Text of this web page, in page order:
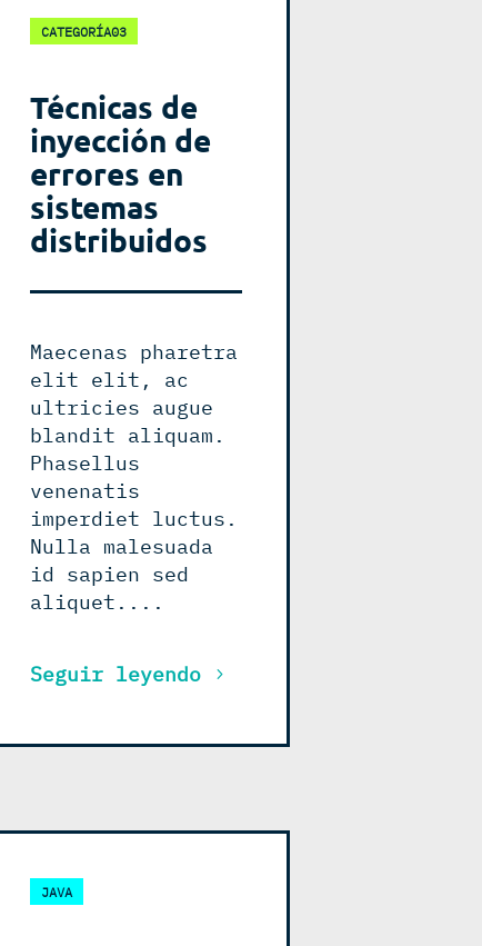
CATEGORÍA03
Técnicas de
inyección de
errores en
sistemas
distribuidos
Maecenas pharetra
elit elit, ac
ultricies augue
blandit aliquam.
Phasellus
venenatis
imperdiet luctus.
Nulla malesuada
id sapien sed
aliquet....
Seguir leyendo
JAVA